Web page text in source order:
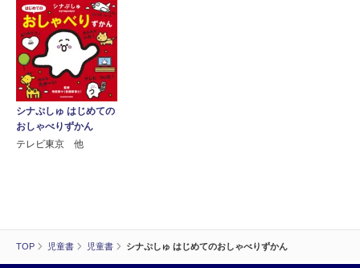
TOP 児童書 児童書 シナぷしゅ はじめてのおしゃべりずかん
シナぷしゅ はじめての
おしゃべりずかん
テレビ東京 他